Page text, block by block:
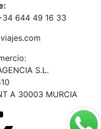
644 49 16 33
S.L.
A 30003 MURCIA